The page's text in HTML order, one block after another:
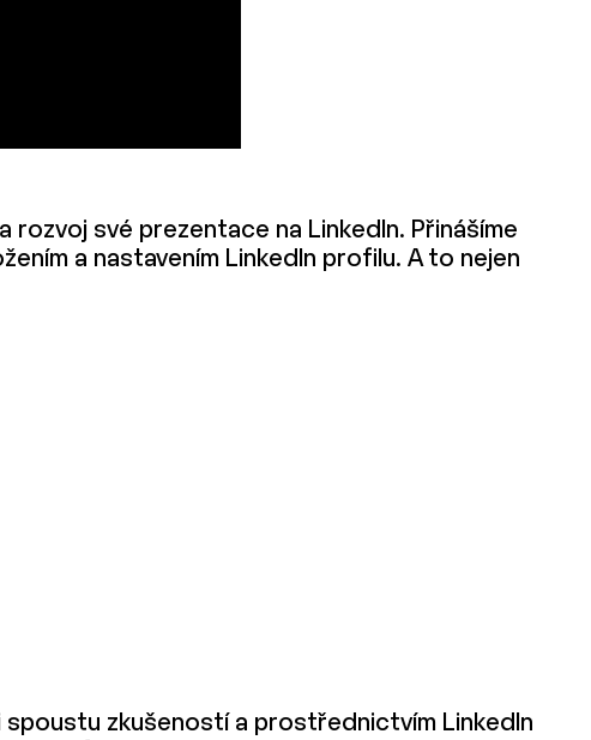
rozvoj své prezentace na LinkedIn. Přinášíme
a nastavením LinkedIn profilu. A to nejen
spoustu zkušeností a prostřednictvím LinkedIn